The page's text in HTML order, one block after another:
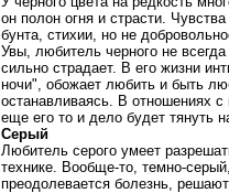
он полон огня и страсти.
бунта, стихии, но не
Увы, любитель черного не
сильно страдает. В его жизни
ночи", обожает любить и быть
останавливаясь. В отношениях
еще его то и дело будет тянуть
Серый
Любитель серого умеет
технике. Вообще-то, темно-
преодолевается болезнь,